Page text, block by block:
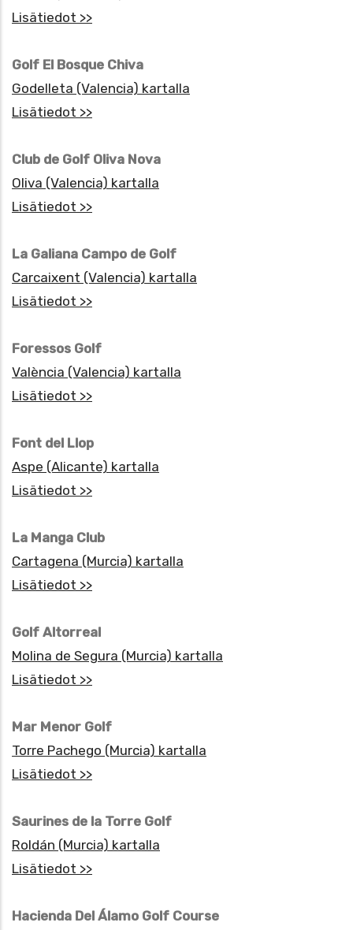
Lisätiedot >>
Golf El Bosque Chiva
Godelleta (Valencia) kartalla
Lisätiedot >>
Club de Golf Oliva Nova
Oliva (Valencia) kartalla
Lisätiedot >>
La Galiana Campo de Golf
Carcaixent (Valencia) kartalla
Lisätiedot >>
Foressos Golf
València (Valencia) kartalla
Lisätiedot >>
Font del Llop
Aspe (Alicante) kartalla
Lisätiedot >>
La Manga Club
Cartagena (Murcia) kartalla
Lisätiedot >>
Golf Altorreal
Molina de Segura (Murcia) kartalla
Lisätiedot >>
Mar Menor Golf
Torre Pachego (Murcia) kartalla
Lisätiedot >>
Saurines de la Torre Golf
Roldán (Murcia) kartalla
Lisätiedot >>
Hacienda Del Álamo Golf Course